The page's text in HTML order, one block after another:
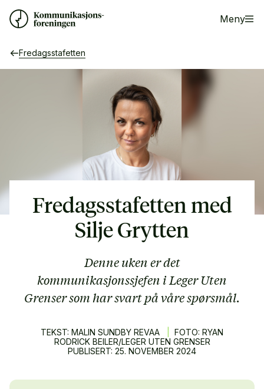
Meny
Fredagsstafetten
Fredagsstafetten med
Silje Grytten
Denne uken er det
kommunikasjonssjefen i Leger Uten
Grenser som har svart på våre spørsmål.
TEKST: MALIN SUNDBY REVAA
FOTO: RYAN
RODRICK BEILER/LEGER UTEN GRENSER
PUBLISERT: 25. NOVEMBER 2024